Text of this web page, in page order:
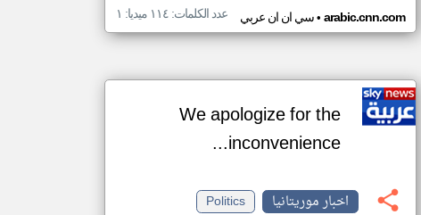
سي ان ان عربي• arabic.cnn.com عدد الكلمات: ١١٤ ميديا: ١
We apologize for the
inconvenience...
اخبار موريتانيا
Politics